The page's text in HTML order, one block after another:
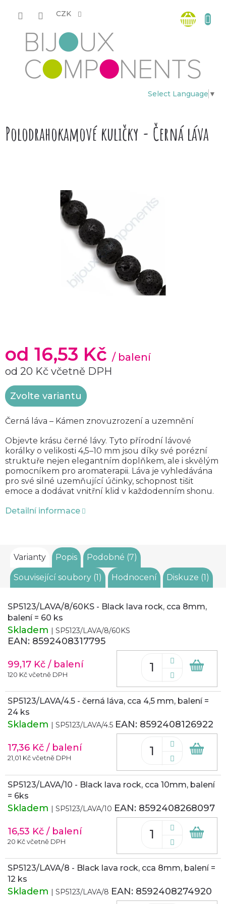
CZK
Select Language ▼
košík
Polodrahokamové kuličky - Černá láva
od 16,53 Kč / balení
od 20 Kč včetně DPH
Měrná
cena:
Zvolte variantu
Černá láva – Kámen znovuzrození a uzemnění
Objevte krásu černé lávy. Tyto přírodní lávové
korálky o velikosti 4,5–10 mm jsou díky své porézní
struktuře nejen elegantním doplňkem, ale i skvělým
pomocníkem pro aromaterapii. Láva je vyhledávána
pro své silné uzemňující účinky, schopnost tišit
emoce a dodávat vnitřní klid v každodenním shonu.
Detailní informace
Varianty Popis Podobné (7)
Související soubory (1) Hodnocení Diskuze (1)
SP5123/LAVA/8/60KS - Black lava rock, cca 8mm,
balení = 60 ks
Skladem | SP5123/LAVA/8/60KS
EAN: 8592408317795
99,17 Kč / balení
120 Kč včetně DPH
SP5123/LAVA/4.5 - černá láva, cca 4,5 mm, balení =
24 ks
Skladem | SP5123/LAVA/4.5 EAN: 8592408126922
17,36 Kč / balení
21,01 Kč včetně DPH
SP5123/LAVA/10 - Black lava rock, cca 10mm, balení
= 6ks
Skladem | SP5123/LAVA/10 EAN: 8592408268097
16,53 Kč / balení
20 Kč včetně DPH
SP5123/LAVA/8 - Black lava rock, cca 8mm, balení =
12 ks
Skladem | SP5123/LAVA/8 EAN: 8592408274920